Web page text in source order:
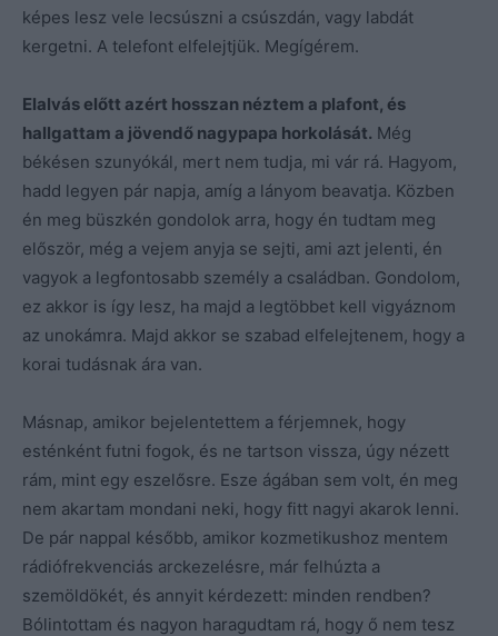
képes lesz vele lecsúszni a csúszdán, vagy labdát
kergetni. A telefont elfelejtjük. Megígérem.
Elalvás előtt azért hosszan néztem a plafont, és
hallgattam a jövendő nagypapa horkolását. Még
békésen szunyókál, mert nem tudja, mi vár rá. Hagyom,
hadd legyen pár napja, amíg a lányom beavatja. Közben
én meg büszkén gondolok arra, hogy én tudtam meg
először, még a vejem anyja se sejti, ami azt jelenti, én
vagyok a legfontosabb személy a családban. Gondolom,
ez akkor is így lesz, ha majd a legtöbbet kell vigyáznom
az unokámra. Majd akkor se szabad elfelejtenem, hogy a
korai tudásnak ára van.
Másnap, amikor bejelentettem a férjemnek, hogy
esténként futni fogok, és ne tartson vissza, úgy nézett
rám, mint egy eszelősre. Esze ágában sem volt, én meg
nem akartam mondani neki, hogy fitt nagyi akarok lenni.
De pár nappal később, amikor kozmetikushoz mentem
rádiófrekvenciás arckezelésre, már felhúzta a
szemöldökét, és annyit kérdezett: minden rendben?
Bólintottam és nagyon haragudtam rá, hogy ő nem tesz